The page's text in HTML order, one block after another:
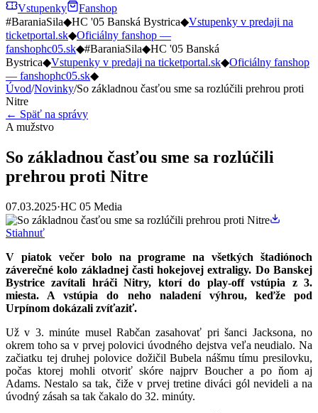
Vstupenky
Fanshop
#BaraniaSila◆HC '05 Banská Bystrica◆Vstupenky v predaji na
ticketportal.sk◆Oficiálny fanshop —
fanshophc05.sk◆#BaraniaSila◆HC '05 Banská
Bystrica◆Vstupenky v predaji na ticketportal.sk◆Oficiálny fanshop
— fanshophc05.sk◆
Úvod/Novinky/So základnou časťou sme sa rozlúčili prehrou proti
Nitre
← Späť na správy
A mužstvo
So základnou časťou sme sa rozlúčili
prehrou proti Nitre
07.03.2025·HC 05 Media
Stiahnuť
V piatok večer bolo na programe na všetkých štadiónoch
záverečné kolo základnej časti hokejovej extraligy. Do Banskej
Bystrice zavítali hráči Nitry, ktorí do play-off vstúpia z 3.
miesta. A vstúpia do neho naladení výhrou, keďže pod
Urpínom dokázali zvíťaziť.
Už v 3. minúte musel Rabčan zasahovať pri šanci Jacksona, no
okrem toho sa v prvej polovici úvodného dejstva veľa neudialo. Na
začiatku tej druhej polovice dožičil Bubela nášmu tímu presilovku,
počas ktorej mohli otvoriť skóre najprv Boucher a po ňom aj
Adams. Nestalo sa tak, čiže v prvej tretine diváci gól nevideli a na
úvodný zásah sa tak čakalo do 32. minúty.